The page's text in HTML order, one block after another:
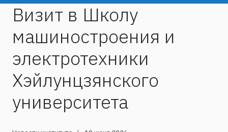
Визит в Школу
машиностроения и
электротехники
Хэйлунцзянского
университета